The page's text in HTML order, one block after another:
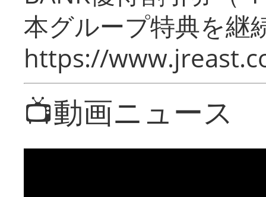
本グループ特典を継
https://
📺動画ニュース